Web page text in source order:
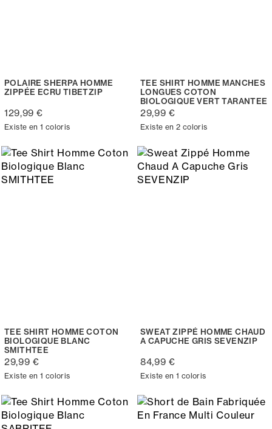
POLAIRE SHERPA HOMME
ZIPPÉE ECRU TIBETZIP
129,99 €
Existe en 1 coloris
TEE SHIRT HOMME MANCHES
LONGUES COTON
BIOLOGIQUE VERT TARANTEE
29,99 €
Existe en 2 coloris
TEE SHIRT HOMME COTON
BIOLOGIQUE BLANC
SMITHTEE
29,99 €
Existe en 1 coloris
SWEAT ZIPPÉ HOMME CHAUD
A CAPUCHE GRIS SEVENZIP
84,99 €
Existe en 1 coloris